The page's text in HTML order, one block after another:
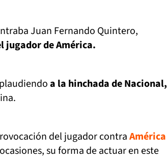
Juan Fernando Quintero,
jugador de América.
a la hinchada de Nacional,
del jugador contraAmérica
su forma de actuar en este